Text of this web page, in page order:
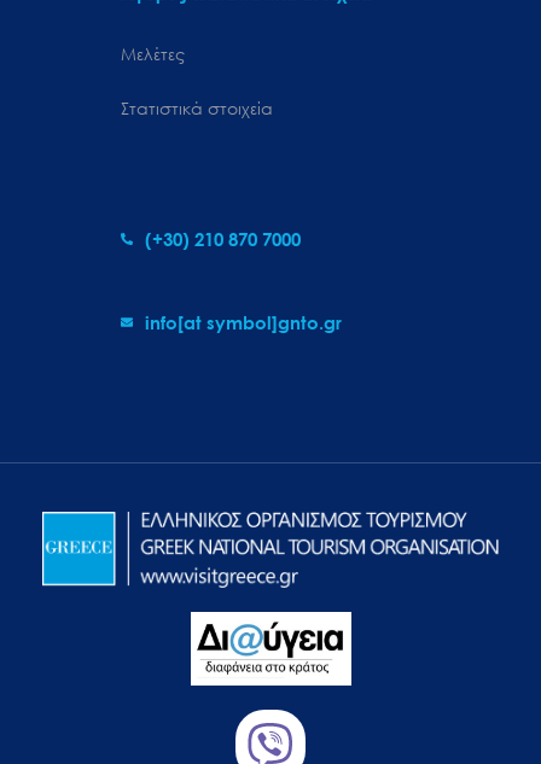
Μελέτες
Στατιστικά στοιχεία
(+30) 210 870 7000
info[at symbol]gnto.gr